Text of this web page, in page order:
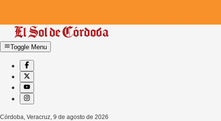
Toggle Menu
Córdoba, Veracruz 9 de agosto de 2026